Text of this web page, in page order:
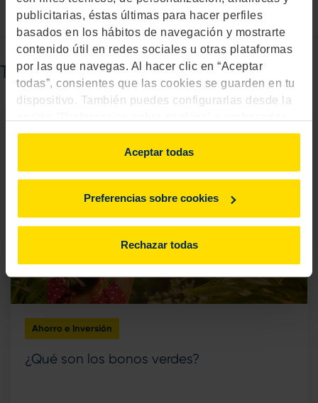
publicitarias, éstas últimas para hacer perfiles
basados en los hábitos de navegación y mostrarte
contenido útil en redes sociales u otras plataformas
por las que navegas. Al hacer clic en “Aceptar
todas”, consientes que las cookies se guarden en tu
dispositivo. También puedes configurarlas desde la
Para más información, consultaaquí.
Aceptar todas
Preferencias sobre cookies
Rechazar todas
También puede interesarte...
Ahorro e Inversión
¿Qué son los bonos verdes?